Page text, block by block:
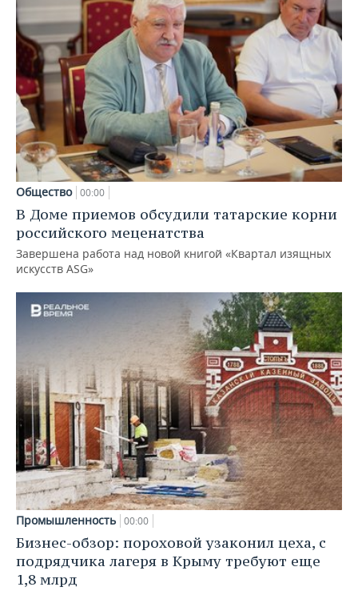
Общество 00:00
В Доме приемов обсудили татарские корни
российского меценатства
Завершена работа над новой книгой «Квартал изящных
искусств ASG»
Промышленность 00:00
Бизнес-обзор: пороховой узаконил цеха, с
подрядчика лагеря в Крыму требуют еще
1,8 млрд